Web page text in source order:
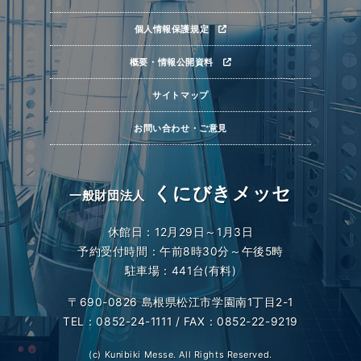
一般財団法人 くにびきメッセ
休館日：12月29日～1月3日
予約受付時間：午前8時30分～午後5時
駐車場：441台(有料)
〒690-0826 島根県松江市学園南1丁目2-1
TEL：0852-24-1111 / FAX：0852-22-9219
(c) Kunibiki Messe. All Rights Reserved.
個人情報保護規定
概要・情報公開資料
サイトマップ
お問い合わせ・ご意見